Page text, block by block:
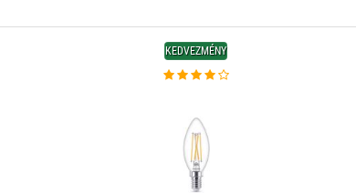
KEDVEZMÉNY